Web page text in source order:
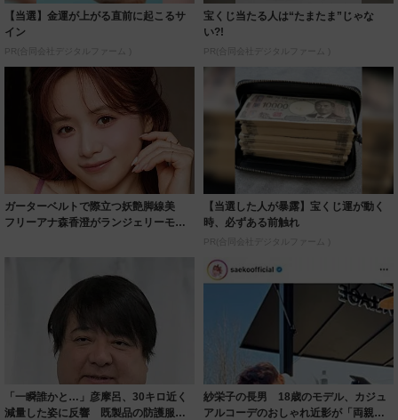
【当選】金運が上がる直前に起こるサ
イン
PR(合同会社デジタルファーム )
宝くじ当たる人は“たまたま”じゃな
い?!
PR(合同会社デジタルファーム )
ガーターベルトで際立つ妖艶脚線美
フリーアナ森香澄がランジェリーモデ
【当選した人が暴露】宝くじ運が動く
時、必ずある前触れ
PR(合同会社デジタルファーム )
「一瞬誰かと…」彦摩呂、30キロ近く
減量した姿に反響 既製品の防護服が
紗栄子の長男 18歳のモデル、カジュ
アルコーデのおしゃれ近影が「両親の